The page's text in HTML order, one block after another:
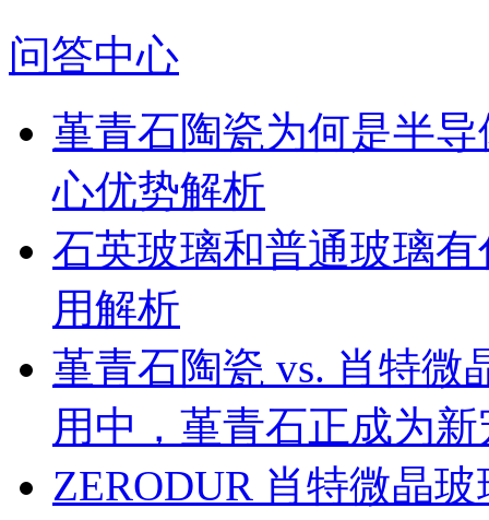
问答中心
堇青石陶瓷为何是半
心优势解析
石英玻璃和普通玻璃
用解析
堇青石陶瓷 vs. 肖特微
用中，堇青石正成为
ZERODUR 肖特微晶